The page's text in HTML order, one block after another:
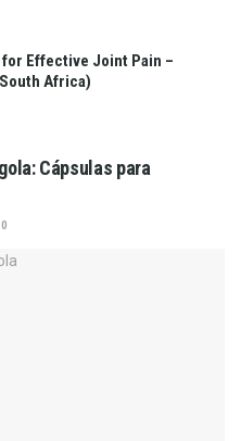
for Effective Joint Pain –
Africa)
Cápsulas para
0